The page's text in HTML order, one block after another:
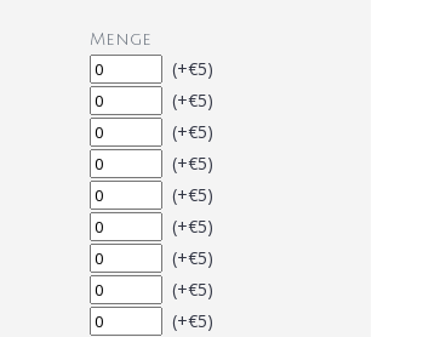
Menge
(+€5)
(+€5)
(+€5)
(+€5)
(+€5)
(+€5)
(+€5)
(+€5)
(+€5)